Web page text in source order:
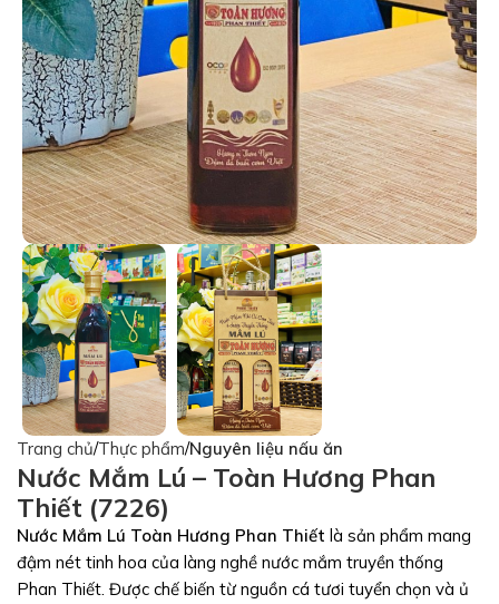
Trang chủ Thực phẩm Nguyên liệu nấu ăn
Nước Mắm Lú – Toàn Hương Phan
Thiết (7226)
Nước Mắm Lú Toàn Hương Phan Thiết là sản phẩm mang
đậm nét tinh hoa của làng nghề nước mắm truyền thống
Phan Thiết. Được chế biến từ nguồn cá tươi tuyển chọn và ủ